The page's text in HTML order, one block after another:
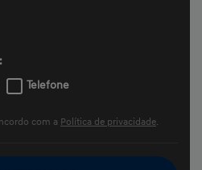
Telefone
com a Política de privacidade.